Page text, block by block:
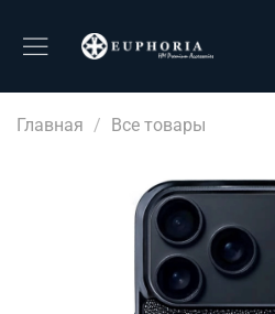
Главная Все товары